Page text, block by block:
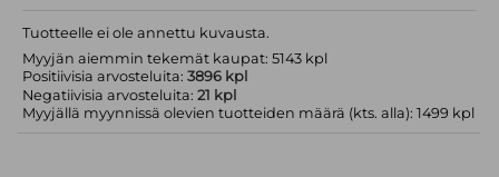
Tuotteelle ei ole annettu kuvausta.
Myyjän aiemmin tekemät kaupat: 5143 kpl
Positiivisia arvosteluita:3896 kpl
Negatiivisia arvosteluita:21 kpl
Myyjällä myynnissä olevien tuotteiden määrä (kts. alla): 1499 kpl